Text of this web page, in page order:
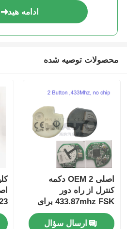
ادامه هید
محصولات توصیه شده
اصلی OEM 2 دکمه
کنترل از راه دور
433.87mhz FSK برای
Su-zuki Jim-ny 2005-
2017 بدون تراشه
ارسال سؤال